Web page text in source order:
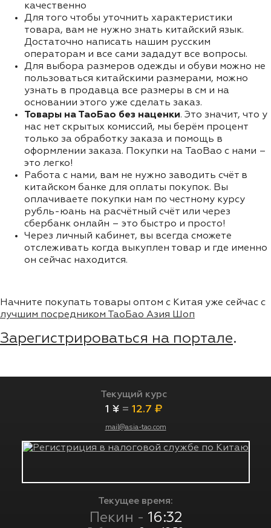
качественно
Для того чтобы уточнить характеристики
товара, вам не нужно знать китайский язык.
Достаточно написать нашим русским
операторам и все сами зададут все вопросы.
Для выбора размеров одежды и обуви можно не
пользоваться китайскими размерами, можно
узнать в продавца все размеры в см и на
основании этого уже сделать заказ.
Товары на ТаоБао без наценки. Это значит, что у
нас нет скрытых комиссий, мы берём процент
только за обработку заказа и помощь в
оформлении заказа. Покупки на TaoBao с нами –
это легко!
Работа с нами, вам не нужно заводить счёт в
китайском банке для оплаты покупок. Вы
оплачиваете покупки нам по честному курсу
рубль-юань на расчётный счёт или через
сбербанк онлайн – это быстро и просто!
Через личный кабинет, вы всегда сможете
отслеживать когда выкуплен товар и где именно
он сейчас находится.
Начните покупать товары оптом с Китая уже сейчас с
лучшим посредником ТаоБао Азия Шоп
Зарегистрироваться на портале.
Текущий курс
1 ¥ = 12.7 ₽
mail@asia-tao.com
Текущее время:
Пекин - 16:32